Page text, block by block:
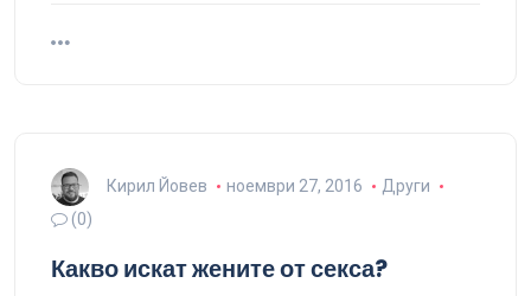
Кирил Йовев ноември 27, 2016
Други
(0)
Какво искат жените от секса?